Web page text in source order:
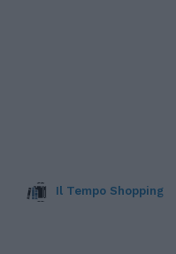
Il Tempo Shopping